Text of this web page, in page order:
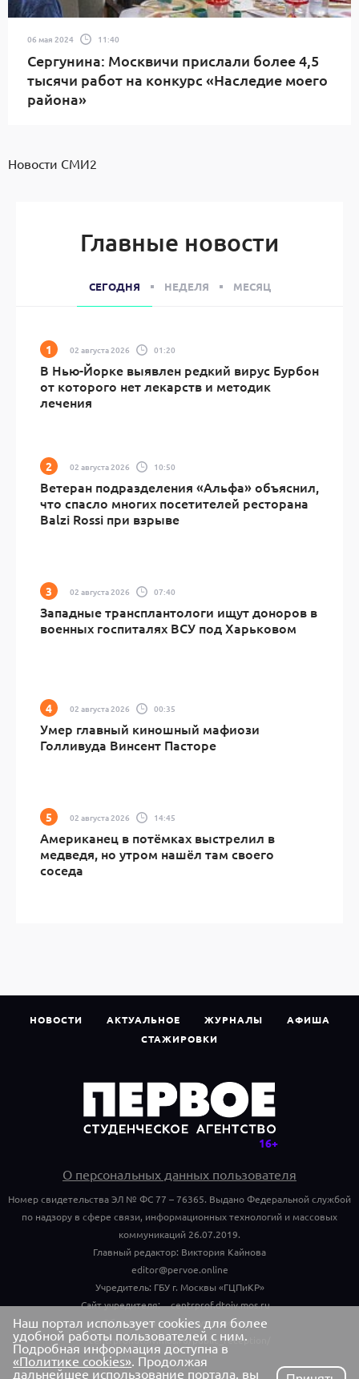
06 мая 2024 11:40
Сергунина: Москвичи прислали более 4,5
тысячи работ на конкурс «Наследие моего
района»
Новости СМИ2
Главные новости
СЕГОДНЯ НЕДЕЛЯ МЕСЯЦ
02 августа 2026 01:20
В Нью-Йорке выявлен редкий вирус Бурбон
от которого нет лекарств и методик
лечения
02 августа 2026 10:50
Ветеран подразделения «Альфа» объяснил,
что спасло многих посетителей ресторана
Balzi Rossi при взрыве
02 августа 2026 07:40
Западные трансплантологи ищут доноров в
военных госпиталях ВСУ под Харьковом
02 августа 2026 00:35
Умер главный киношный мафиози
Голливуда Винсент Пасторе
02 августа 2026 14:45
Американец в потёмках выстрелил в
медведя, но утром нашёл там своего
соседа
НОВОСТИ АКТУАЛЬНОЕ ЖУРНАЛЫ
АФИША
СТАЖИРОВКИ
О персональных данных пользователя
Номер свидетельства ЭЛ № ФС 77 – 76365. Выдано Федеральной службой
по надзору в сфере связи, информационных технологий и массовых
коммуникаций 26.07.2019.
Главный редактор: Виктория Кайнова
editor@pervoe.online
Учредитель: ГБУ г. Москвы «ГЦПиКР»
Сайт учредителя:
centrprof.dtoiv.mos.ru
Обращения граждан учредителю:
centrprof.dtoiv.mos.ru/public_reception/
Наш портал использует cookies для более
удобной работы пользователей с ним.
Подробная информация доступна в
«Политике cookies». Продолжая
дальнейшее использование портала, вы